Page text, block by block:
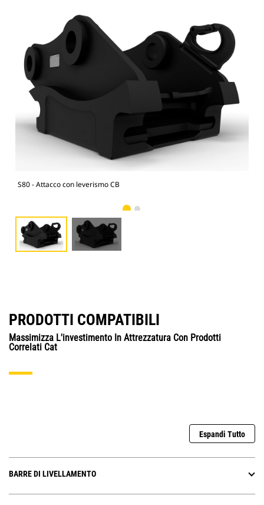
S80 - Attacco con leverismo CB
PRODOTTI COMPATIBILI
Massimizza L'investimento In Attrezzatura Con Prodotti
Correlati Cat
Espandi Tutto
BARRE DI LIVELLAMENTO